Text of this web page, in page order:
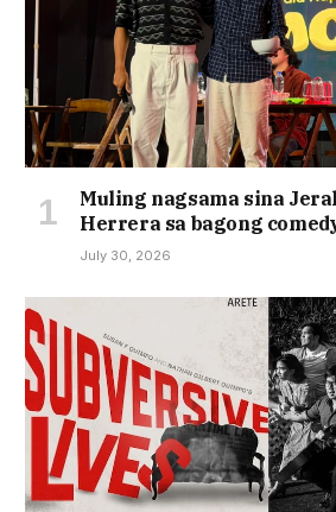
Muling nagsama sina
Herrera sa bagong
July 30, 2026